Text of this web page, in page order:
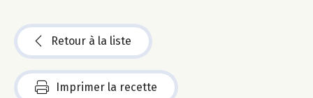
Retour à la liste
Imprimer la recette